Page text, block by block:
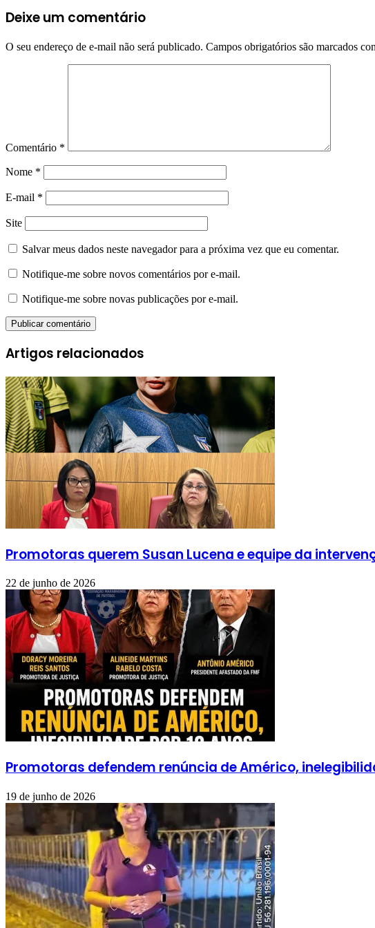
Deixe um comentário
O seu endereço de e-mail não será publicado. Campos obrigatórios são marcados
Comentário *
Nome *
E-mail *
Site
Salvar meus dados neste navegador para a próxima vez que eu comentar.
Notifique-me sobre novos comentários por e-mail.
Notifique-me sobre novas publicações por e-mail.
Artigos relacionados
Promotoras querem Susan Lucena e equipe da
22 de junho de 2026
Promotoras defendem renúncia de Américo,
19 de junho de 2026